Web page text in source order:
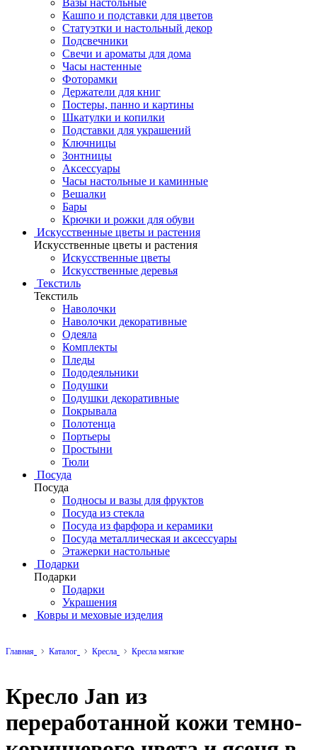
Вазы настольные
Кашпо и подставки для цветов
Статуэтки и настольный декор
Подсвечники
Свечи и ароматы для дома
Часы настенные
Фоторамки
Держатели для книг
Постеры, панно и картины
Шкатулки и копилки
Подставки для украшений
Ключницы
Зонтницы
Аксессуары
Часы настольные и каминные
Вешалки
Бары
Крючки и рожки для обуви
Искусственные цветы и растения
Искусственные цветы и растения
Искусственные цветы
Искусcтвенные деревья
Текстиль
Текстиль
Наволочки
Наволочки декоративные
Одеяла
Комплекты
Пледы
Пододеяльники
Подушки
Подушки декоративные
Покрывала
Полотенца
Портьеры
Простыни
Тюли
Посуда
Посуда
Подносы и вазы для фруктов
Посуда из стекла
Посуда из фарфора и керамики
Посуда металлическая и аксессуары
Этажерки настольные
Подарки
Подарки
Подарки
Украшения
Ковры и меховые изделия
Главная Каталог Кресла Кресла мягкие
Кресло Jan из
переработанной кожи темно-